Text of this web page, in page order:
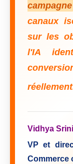
campagne
canaux
sur les
l'IA
Vidhya
VP et
Commerce